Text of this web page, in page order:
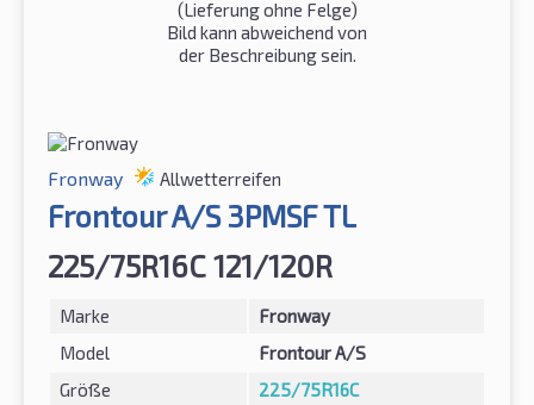
(Lieferung ohne Felge)
Bild kann abweichend von
der Beschreibung sein.
Fronway Allwetterreifen
Frontour A/S 3PMSF TL
225/75R16C 121/120R
Marke
Fronway
Model
Frontour A/S
Größe
225/75R16C